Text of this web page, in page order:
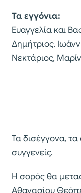
Τα εγγόνια:
Ευαγγελία και
Δημήτριος,
Νεκτάριος,
Τα δισέγγονα, τα
συγγενείς.
Η σορός θα
Αθανασίου